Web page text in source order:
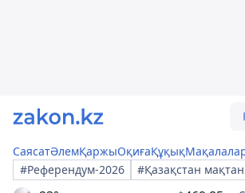
СаясатӘлемҚаржыОқиғаҚұқық
#Референдум-2026
#Қазақстан